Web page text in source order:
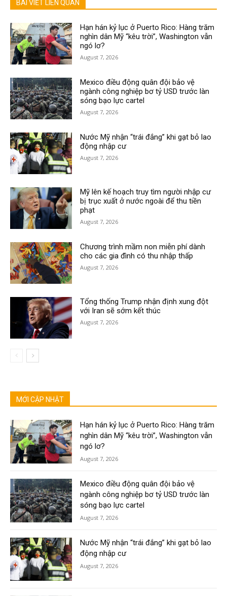
BÀI VIẾT LIÊN QUAN
Hạn hán kỷ lục ở Puerto Rico: Hàng trăm
nghìn dân Mỹ “kêu trời”, Washington vẫn
ngó lơ?
August 7, 2026
Mexico điều động quân đội bảo vệ
ngành công nghiệp bơ tỷ USD trước làn
sóng bạo lực cartel
August 7, 2026
Nước Mỹ nhận “trái đắng” khi gạt bỏ lao
động nhập cư
August 7, 2026
Mỹ lên kế hoạch truy tìm người nhập cư
bị trục xuất ở nước ngoài để thu tiền
phạt
August 7, 2026
Chương trình mầm non miễn phí dành
cho các gia đình có thu nhập thấp
August 7, 2026
Tổng thống Trump nhận định xung đột
với Iran sẽ sớm kết thúc
August 7, 2026
MỚI CẬP NHẬT
Hạn hán kỷ lục ở Puerto Rico: Hàng trăm
nghìn dân Mỹ “kêu trời”, Washington vẫn
ngó lơ?
August 7, 2026
Mexico điều động quân đội bảo vệ
ngành công nghiệp bơ tỷ USD trước làn
sóng bạo lực cartel
August 7, 2026
Nước Mỹ nhận “trái đắng” khi gạt bỏ lao
động nhập cư
August 7, 2026